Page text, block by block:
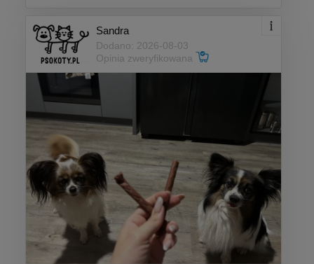
Sandra
Dodano: 2026-08-03
Opinia zweryfikowana